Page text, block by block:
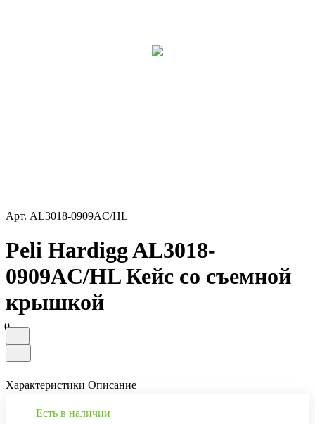
Арт. AL3018-0909AC/HL
Peli Hardigg AL3018-
0909AC/HL Кейс со съемной
крышкой
0
Характеристики Описание
Есть в наличии